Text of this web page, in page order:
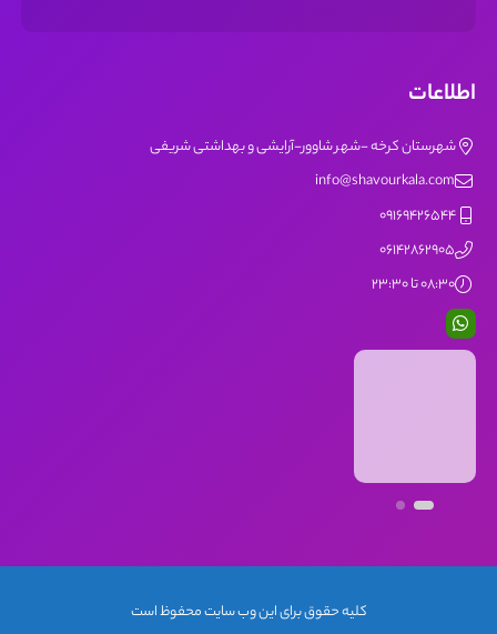
اطلاعات
شهرستان کرخه -شهر شاوور-آرایشی و بهداشتی شریفی
info@shavourkala.com
09169426544
06142862905
08:30 تا 23:30
کلیه حقوق برای این وب سایت محفوظ است